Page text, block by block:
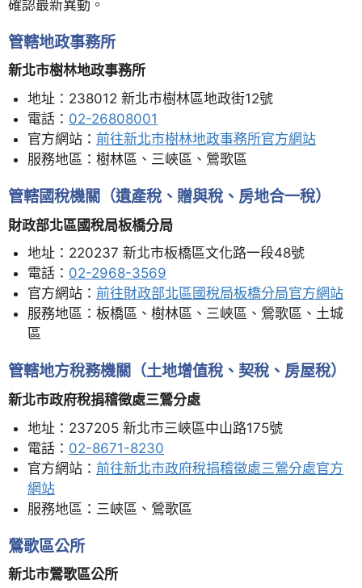
確認最新異動。
管轄地政事務所
新北市樹林地政事務所
地址：238012 新北市樹林區地政街12號
電話： 02-26808001
官方網站： 前往新北市樹林地政事務所官方網站
服務地區：樹林區、三峽區、鶯歌區
管轄國稅機關（遺產稅、贈與稅、房地合一稅）
財政部北區國稅局板橋分局
地址：220237 新北市板橋區文化路一段48號
電話： 02-2968-3569
官方網站： 前往財政部北區國稅局板橋分局官方網站
服務地區：板橋區、樹林區、三峽區、鶯歌區、土城
區
管轄地方稅務機關（土地增值稅、契稅、房屋稅）
新北市政府稅捐稽徵處三鶯分處
地址：237205 新北市三峽區中山路175號
電話： 02-8671-8230
官方網站： 前往新北市政府稅捐稽徵處三鶯分處官方
網站
服務地區：三峽區、鶯歌區
鶯歌區公所
新北市鶯歌區公所